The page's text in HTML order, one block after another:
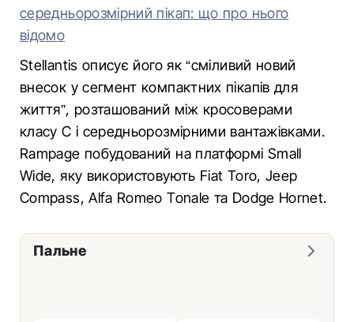
середньорозмірний пікап: що про нього
відомо
Stellantis описує його як “сміливий новий
внесок у сегмент компактних пікапів для
життя”, розташований між кросоверами
класу C і середньорозмірними вантажівками.
Rampage побудований на платформі Small
Wide, яку використовують Fiat Toro, Jeep
Compass, Alfa Romeo Tonale та Dodge Hornet.
Пальне